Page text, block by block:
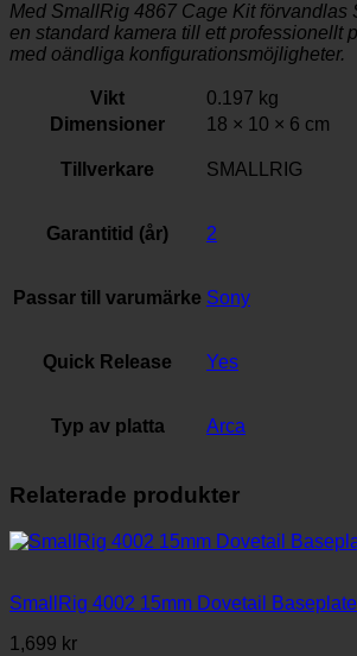
Med SmallRig 4867 Cage Kit förvandlas
en standard kamera till ett professionellt
med oändliga konfigurationsmöjligheter.
Vikt
0.197 kg
Dimensioner
18 × 10 × 6 cm
Tillverkare SMALLRIG
Garantitid (år) 2
Passar till varumärke Sony
Quick Release Yes
Typ av platta Arca
Relaterade produkter
SmallRig 4002 15mm Dovetail Baseplate
1,699 kr